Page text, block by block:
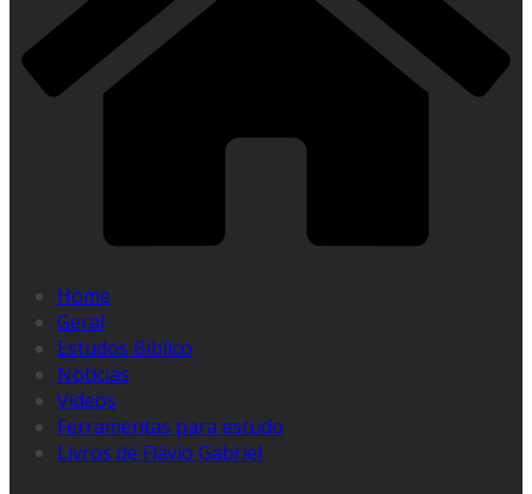
Home
Geral
Estudos Bíblico
Noticias
Videos
Ferramentas para estudo
Livros de Flávio Gabriel